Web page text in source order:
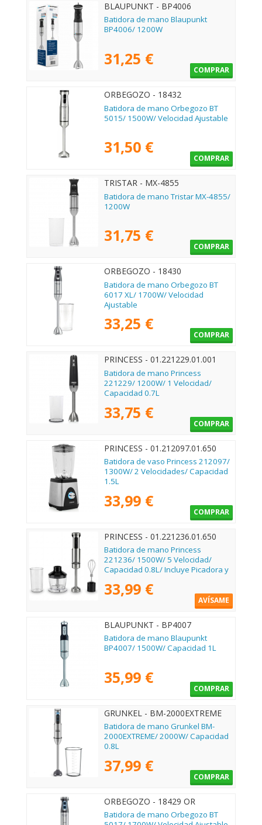
BLAUPUNKT - BP4006
Batidora de mano Blaupunkt
BP4006/ 1200W
31,25 €
COMPRAR
ORBEGOZO - 18432
Batidora de mano Orbegozo BT
5015/ 1500W/ Velocidad Ajustable
31,50 €
COMPRAR
TRISTAR - MX-4855
Batidora de mano Tristar MX-4855/
1200W
31,75 €
COMPRAR
ORBEGOZO - 18430
Batidora de mano Orbegozo BT
6017 XL/ 1700W/ Velocidad
Ajustable
33,25 €
COMPRAR
PRINCESS - 01.221229.01.001
Batidora de mano Princess
221229/ 1200W/ 1 Velocidad/
Capacidad 0.7L
33,75 €
COMPRAR
PRINCESS - 01.212097.01.650
Batidora de vaso Princess 212097/
1300W/ 2 Velocidades/ Capacidad
1.5L
33,99 €
COMPRAR
PRINCESS - 01.221236.01.650
Batidora de mano Princess
221236/ 1500W/ 5 Velocidad/
Capacidad 0.8L/ Incluye Picadora y
33,99 €
AVÍSAME
BLAUPUNKT - BP4007
Batidora de mano Blaupunkt
BP4007/ 1500W/ Capacidad 1L
35,99 €
COMPRAR
GRUNKEL - BM-2000EXTREME
Batidora de mano Grunkel BM-
2000EXTREME/ 2000W/ Capacidad
0.8L
37,99 €
COMPRAR
ORBEGOZO - 18429 OR
Batidora de mano Orbegozo BT